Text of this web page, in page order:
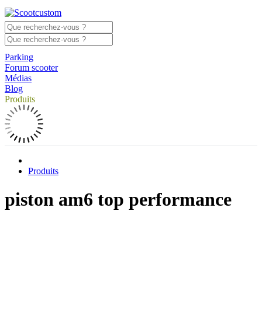
Parking
Forum scooter
Médias
Blog
Produits
Produits
piston am6 top performance